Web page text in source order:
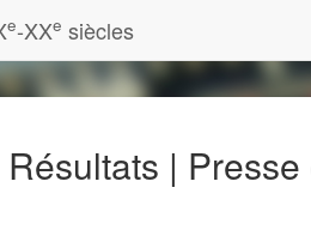
e-XXe siècles
Résultats |